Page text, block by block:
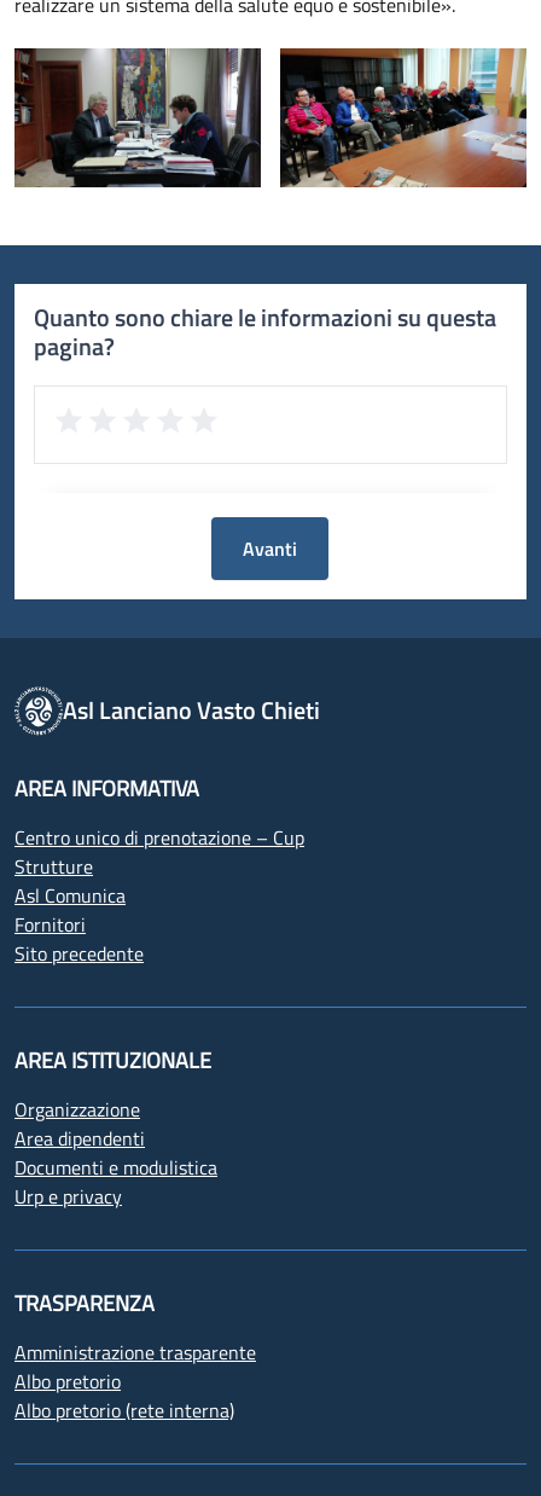
Quanto sono chiare le informazioni su questa
pagina?
Avanti
Asl Lanciano Vasto Chieti
AREA INFORMATIVA
Centro unico di prenotazione – Cup
Strutture
Asl Comunica
Fornitori
Sito precedente
AREA ISTITUZIONALE
Organizzazione
Area dipendenti
Documenti e modulistica
Urp e privacy
TRASPARENZA
Amministrazione trasparente
Albo pretorio
Albo pretorio (rete interna)